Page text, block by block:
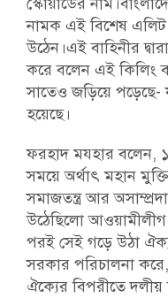
নামক এই বিশেষ
উঠেন।এই বাহিনীর
করে বলেন এই কিলিং
সাতেও জড়িয়ে পড়েছে-
হয়েছে।
ফরহাদ মযহার বলেন,
সময়ে অর্থাৎ মহান
সমাজতন্ত্র আর
উঠেছিলো আওয়ামীলীগ
পরই সেই গড়ে উঠা ঐক্য
সরকার পরিচালনা
ঐক্যের বিপরীতে দলীয়